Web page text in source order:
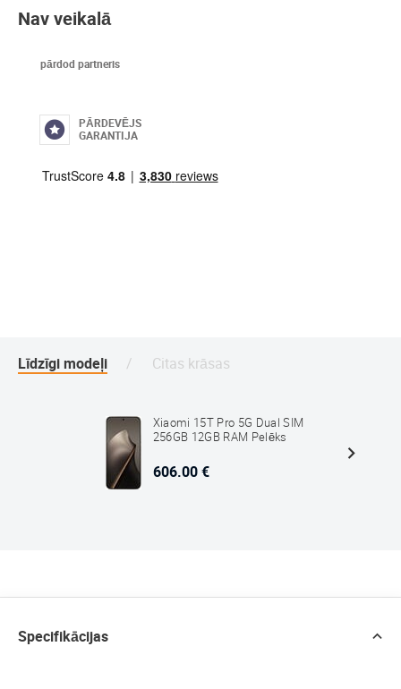
Nav veikalā
pārdod partneris
PĀRDEVĒJS
GARANTIJA
Līdzīgi modeļi Citas krāsas
Xiaomi 15T Pro 5G Dual SIM
256GB 12GB RAM Pelēks
606.00 €
Specifikācijas